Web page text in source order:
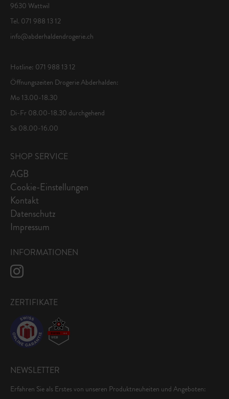
9630 Wattwil
Tel. 071 988 13 12
info@abderhaldendrogerie.ch
Hotline: 071 988 13 12
Öffnungszeiten Drogerie Abderhalden:
Mo 13.00-18.30
Di-Fr 08.00-18.30 durchgehend
Sa 08.00-16.00
SHOP SERVICE
AGB
Cookie-Einstellungen
Kontakt
Datenschutz
Impressum
INFORMATIONEN
ZERTIFIKATE
NEWSLETTER
Erfahren Sie als Erstes von unseren Produktneuheiten und Angeboten: